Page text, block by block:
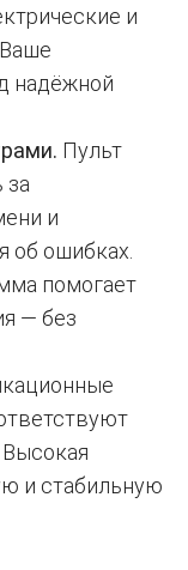
и
надёжной
Пульт
за
и
об ошибках.
помогает
— без
и стабильную